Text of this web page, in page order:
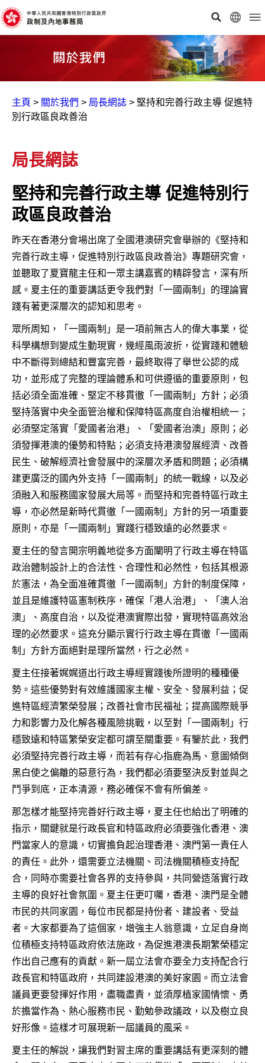
主頁 > 關於我們 > 局長網誌 > 堅持和完善行政主導 促進特
別行政區良政善治
局長網誌
堅持和完善行政主導 促進特別行
政區良政善治
昨天在香港分會場出席了全國港澳研究會舉辦的《堅持和
完善行政主導，促進特別行政區良政善治》專題研究會，
並聽取了夏寶龍主任和一眾主講嘉賓的精辟發言，深有所
感。夏主任的重要講話更令我們對「一國兩制」的理論實
踐有著更深層次的認知和思考。
眾所周知，「一國兩制」是一項前無古人的偉大事業，從
科學構想到變成生動現實，幾經風雨波折，從實踐和體驗
中不斷得到總結和豐富完善，最終取得了舉世公認的成
功，並形成了完整的理論體系和可供遵循的重要原則，包
括必須全面准確、堅定不移貫徹「一國兩制」方針；必須
堅持落實中央全面管治權和保障特區高度自治權相統一；
必須堅定落實「愛國者治港」、「愛國者治澳」原則；必
須發揮港澳的優勢和特點；必須支持港澳發展經濟、改善
民生、破解經濟社會發展中的深層次矛盾和問題；必須構
建更廣泛的國內外支持「一國兩制」的統一戰線，以及必
須融入和服務國家發展大局等。而堅持和完善特區行政主
導，亦必然是新時代貫徹「一國兩制」方針的另一項重要
原則，亦是「一國兩制」實踐行穩致遠的必然要求。
夏主任的發言開宗明義地從多方面闡明了行政主導在特區
政治體制設計上的合法性、合理性和必然性，包括其根源
於憲法，為全面准確貫徹「一國兩制」方針的制度保障，
並且是維護特區憲制秩序，確保「港人治港」、「澳人治
澳」、高度自治，以及從港澳實際出發，實現特區高效治
理的必然要求。這充分顯示實行行政主導在貫徹「一國兩
制」方針方面絕對是理所當然，行之必然。
夏主任接著娓娓道出行政主導經實踐後所證明的種種優
勢。這些優勢對有效維護國家主權、安全、發展利益；促
進特區經濟繁榮發展；改善社會市民福祉；提高國際競爭
力和影響力及化解各種風險挑戰，以至對「一國兩制」行
穩致遠和特區繁榮安定都可謂至關重要。有鑒於此，我們
必須堅持完善行政主導，而若有存心指鹿為馬、意圖傾倒
黑白使之偏離的惡意行為，我們都必須要堅決反對並與之
鬥爭到底，正本清源，務必確保不會有所偏差。
那怎樣才能堅持完善好行政主導，夏主任也給出了明確的
指示，關鍵就是行政長官和特區政府必須要強化香港、澳
門當家人的意識，切實擔負起治理香港、澳門第一責任人
的責任。此外，還需要立法機關、司法機關積極支持配
合，同時亦需要社會各界的支持參與，共同營造落實行政
主導的良好社會氛圍。夏主任更叮囑，香港、澳門是全體
市民的共同家園，每位市民都是持份者、建設者、受益
者。大家都要為了這個家，增強主人翁意識，立足自身崗
位積極支持特區政府依法施政，為促進港澳長期繁榮穩定
作出自己應有的貢獻。新一屆立法會亦要全力支持配合行
政長官和特區政府，共同建設港澳的美好家園。而立法會
議員更要發揮好作用，盡職盡責，並須厚植家國情懷、勇
於擔當作為、熱心服務市民、勤勉參政議政，以及樹立良
好形像。這樣才可展現新一屆議員的風采。
夏主任的解說，讓我們對習主席的重要講話有更深刻的體